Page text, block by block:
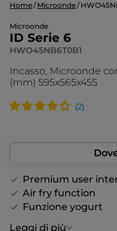
Home Microonde
Microonde
ID Serie 6
HWO45NB6T0B1
Incasso, Microonde
(mm) 595x565x455
Premium user
Air fry function
Funzione yogurt
Leggi di più